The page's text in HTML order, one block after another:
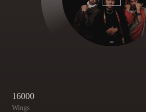
16000
Wings